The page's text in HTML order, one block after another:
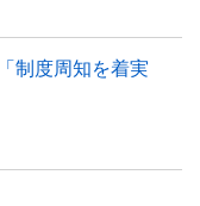
制度周知を着実